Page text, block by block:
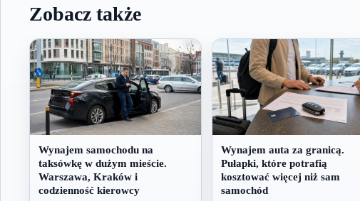
Zobacz także
Wynajem samochodu na
taksówkę w dużym mieście.
Warszawa, Kraków i
codzienność kierowcy
Wynajem auta za granicą.
Pułapki, które potrafią
kosztować więcej niż sam
samochód